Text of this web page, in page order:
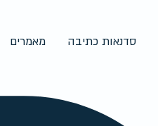
סדנאות כתיבה מאמרים